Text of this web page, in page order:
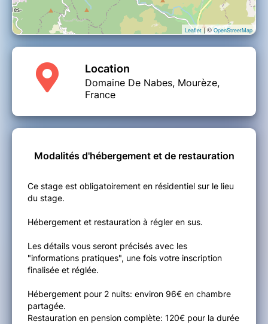
Leaflet| © OpenStreetMap
Location
Domaine De Nabes, Mourèze,
France
Modalités d'hébergement et de restauration
Ce stage est obligatoirement en résidentiel sur le lieu
du stage.
Hébergement et restauration à régler en sus.
Les détails vous seront précisés avec les
"informations pratiques", une fois votre inscription
finalisée et réglée.
Hébergement pour 2 nuits: environ 96€ en chambre
partagée.
Restauration en pension complète: 120€ pour la durée